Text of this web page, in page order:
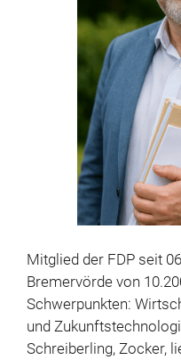
Mitglied der FDP seit
Bremervörde von
Schwerpunkten:
und
Schreiberling, Zocker,